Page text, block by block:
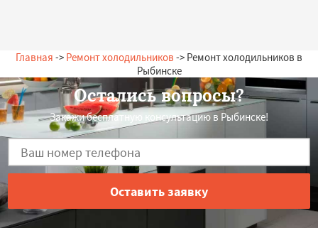
Главная -> Ремонт холодильников -> Ремонт холодильников в
Рыбинске
Остались вопросы?
Закажи бесплатную консультацию в Рыбинске!